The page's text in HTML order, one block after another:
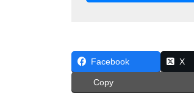
Facebook X
Copy